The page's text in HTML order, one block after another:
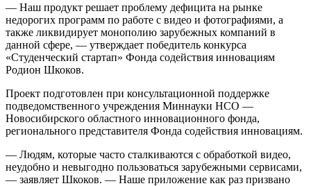
— Наш продукт решает проблему дефицита на рынке
недорогих программ по работе с видео и фотографиями, а
также ликвидирует монополию зарубежных компаний в
данной сфере, — утверждает победитель конкурса
«Студенческий стартап» Фонда содействия инновациям
Родион Шкоков.
Проект подготовлен при консультационной поддержке
подведомственного учреждения Миннауки НСО —
Новосибирского областного инновационного фонда,
регионального представителя Фонда содействия инновациям.
— Людям, которые часто сталкиваются с обработкой видео,
неудобно и невыгодно пользоваться зарубежными сервисами,
— заявляет Шкоков. — Наше приложение как раз призвано